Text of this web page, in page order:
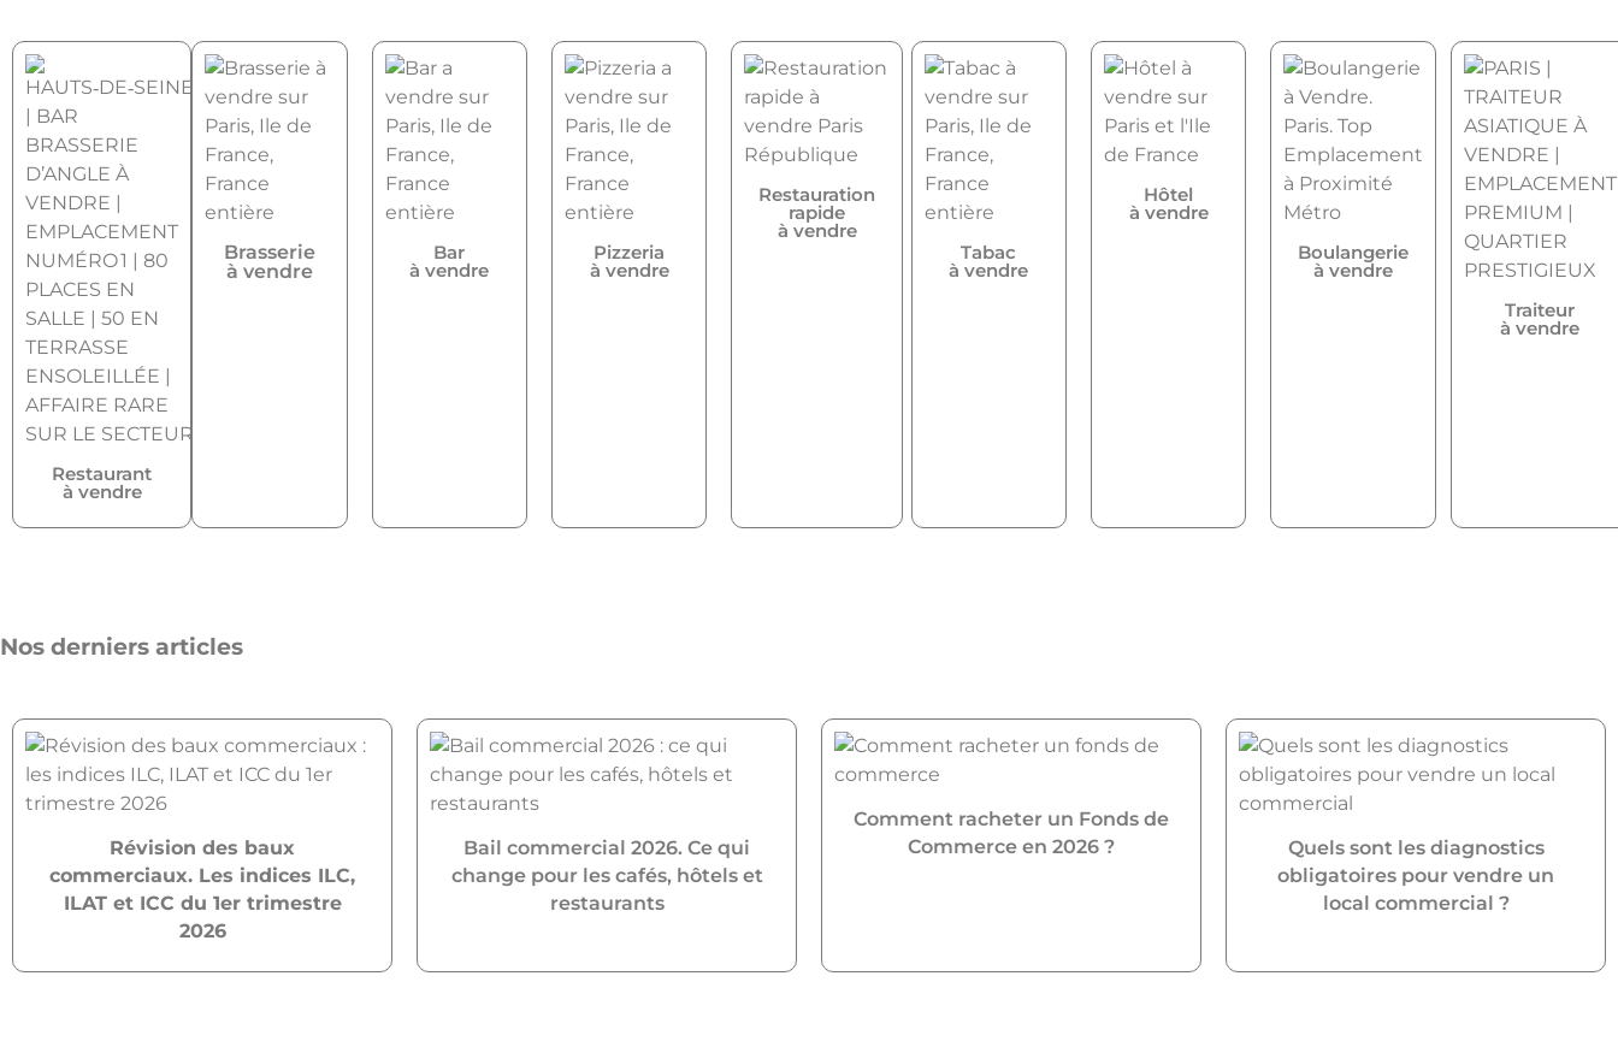
Restaurant
à vendre
Brasserie
à vendre
Bar
à vendre
Pizzeria
à vendre
Restauration
rapide
à vendre
Tabac
à vendre
Hôtel
à vendre
Boulangerie
à vendre
Traiteur
à vendre
Nos derniers articles
Révision des baux
commerciaux. Les indices ILC,
ILAT et ICC du 1er trimestre
2026
Bail commercial 2026. Ce qui
change pour les cafés, hôtels et
restaurants
Comment racheter un Fonds de
Commerce en 2026 ?
Quels sont les diagnostics
obligatoires pour vendre un
local commercial ?